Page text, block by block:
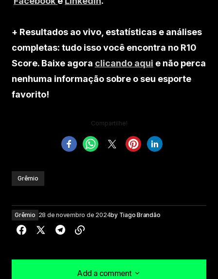
+ Resultados ao vivo, estatísticas e análises
completas: tudo isso você encontra no R10
Score. Baixe agora clicando aqui e não perca
nenhuma informação sobre o seu esporte
favorito!
Compartilhe!
Grêmio
Grêmio 28 de novembro de 2024by Tiago Brandão
Add a comment